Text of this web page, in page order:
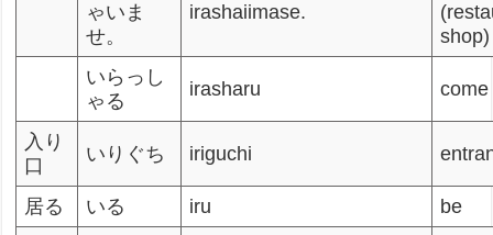
ゃいま
せ。
irashaiimase.
shop)
いらっし
ゃる
irasharu
入り
口
いりぐち iriguchi
居る いる iru be